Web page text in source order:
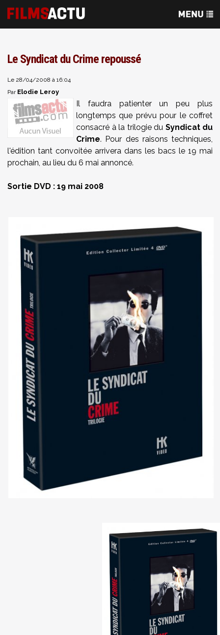
Le Syndicat du Crime repoussé
Le 28/04/2008 à 16:04
Par Elodie Leroy
Il faudra patienter un peu plus
longtemps que prévu pour le coffret
consacré à la trilogie du Syndicat du
Crime. Pour des raisons techniques,
l'édition tant convoitée arrivera dans les bacs le 19 mai
prochain, au lieu du 6 mai annoncé.
Sortie DVD : 19 mai 2008